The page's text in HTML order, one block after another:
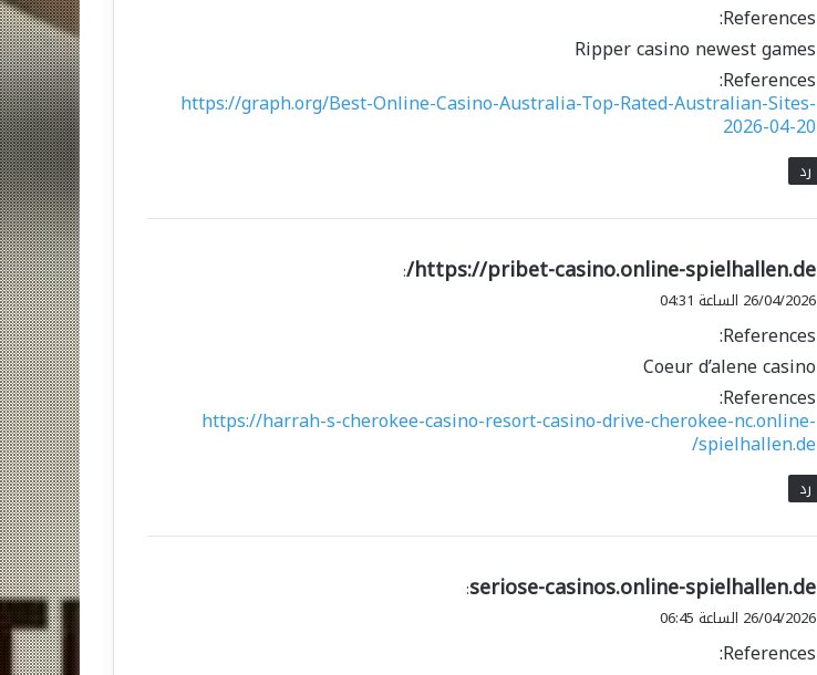
ل
References:
Ripper casino newest games
References:
https://graph.org/Best-Online-Casino-Australia-Top-Rated-Australian-Sites-
2026-04-20
رد
ي
ق
ل
https://pribet-casino.online-spielhallen.de/
:
26/04/2026 الساعة 04:31
References:
Coeur d’alene casino
References:
https://harrah-s-cherokee-casino-resort-casino-drive-cherokee-nc.online-
spielhallen.de/
رد
ي
ق
ل
seriose-casinos.online-spielhallen.de
:
26/04/2026 الساعة 06:45
References: